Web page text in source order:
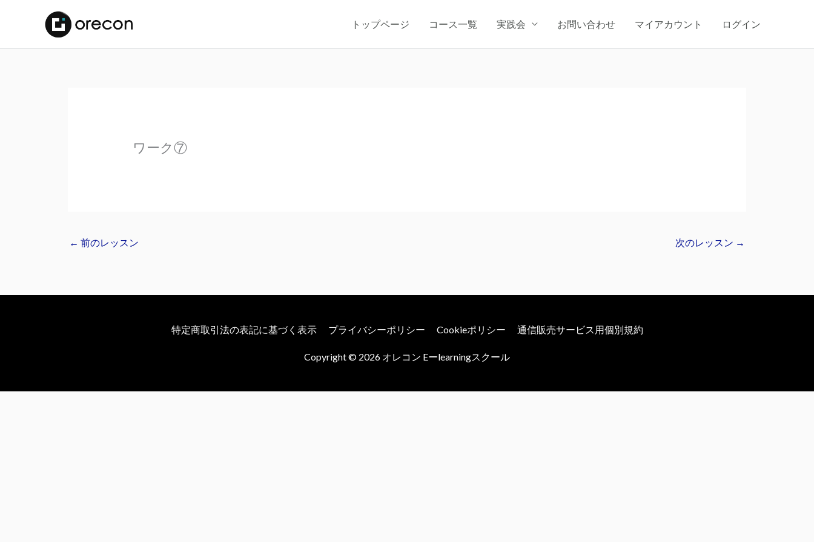
トップページ コース一覧 実践会 お問い合わせ マイアカウント ログイン
ワーク⑦
← 前のレッスン 次のレッスン →
特定商取引法の表記に基づく表示 プライバシーポリシー Cookieポリシー 通信販売サービス用個別規約
Copyright © 2026 オレコン Eーlearningスクール